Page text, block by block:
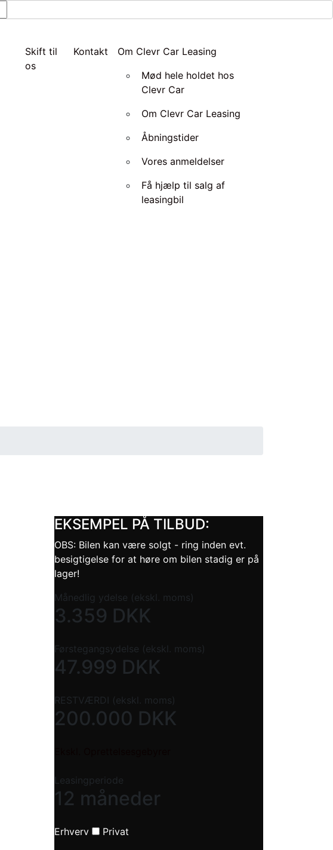
Skift til
os
Kontakt
Om Clevr Car Leasing
Mød hele holdet hos
Clevr Car
Om Clevr Car Leasing
Åbningstider
Vores anmeldelser
Få hjælp til salg af
leasingbil
EKSEMPEL PÅ TILBUD:
OBS: Bilen kan være solgt - ring inden evt.
besigtigelse for at høre om bilen stadig er på
lager!
Månedlig ydelse (ekskl. moms)
3.359 DKK
Førstegangsydelse (ekskl. moms)
47.999 DKK
RESTVÆRDI (ekskl. moms)
200.000 DKK
Leasingperiode
12 måneder
Erhverv Privat